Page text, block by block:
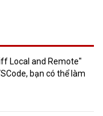
Local and Remote"
bạn có thể làm